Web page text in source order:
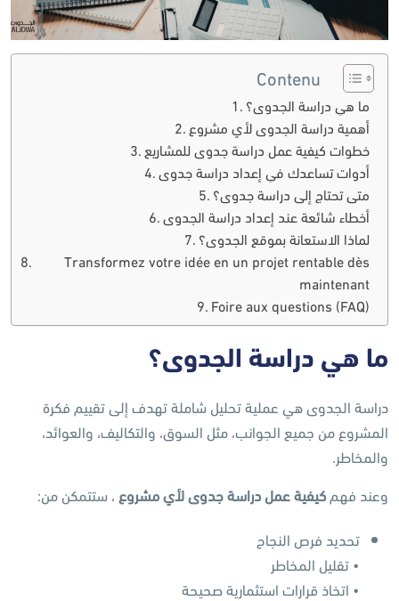
Contenu
ما هي دراسة الجدوى؟
أهمية دراسة الجدوى لأي مشروع
خطوات كيفية عمل دراسة جدوى للمشاريع
أدوات تساعدك في إعداد دراسة جدوى
متى تحتاج إلى دراسة جدوى؟
أخطاء شائعة عند إعداد دراسة الجدوى
لماذا الاستعانة بموقع الجدوى؟
Transformez votre idée en un projet rentable dès
maintenant
Foire aux questions (FAQ)
ما هي دراسة الجدوى؟
دراسة الجدوى هي عملية تحليل شاملة تهدف إلى تقييم فكرة
المشروع من جميع الجوانب، مثل السوق، والتكاليف، والعوائد،
والمخاطر.
وعند فهم كيفية عمل دراسة جدوى لأي مشروع ، ستتمكن من:
تحديد فرص النجاح
• تقليل المخاطر
• اتخاذ قرارات استثمارية صحيحة